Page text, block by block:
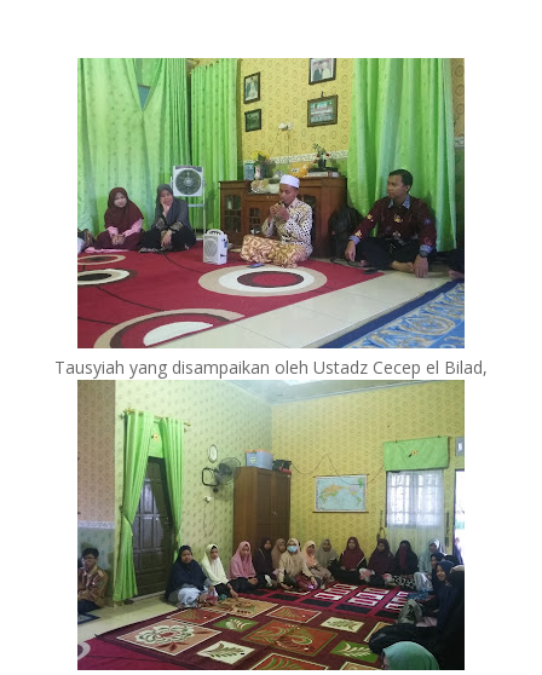
Tausyiah yang disampaikan oleh Ustadz Cecep el Bilad,